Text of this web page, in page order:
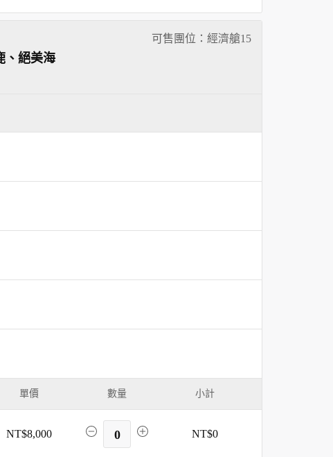
可售團位：經濟艙15
、絕美海
單價 數量 小計
NT$8,000 0 NT$0